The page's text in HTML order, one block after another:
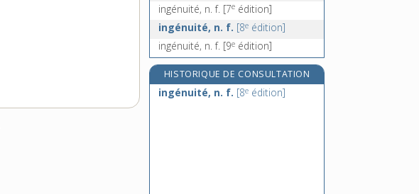
ingénuité, n. f. [7e édition]
ingénuité, n. f. [8e édition]
ingénuité, n. f. [9e édition]
HISTORIQUE DE CONSULTATION
ingénuité, n. f. [8e édition]